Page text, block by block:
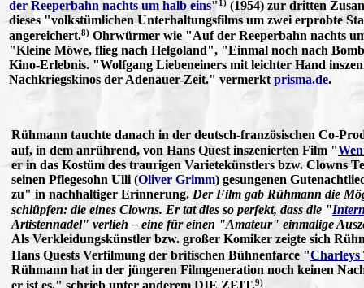
der Reeperbahn nachts um halb eins" 1) (1954) zur dritten
dieses "volkstümlichen Unterhaltungsfilms um zwei erprobte
angereichert.8) Ohrwürmer wie "Auf der Reeperbahn nachts
"Kleine Möwe, flieg nach Helgoland", "Einmal noch nach
Kino-Erlebnis. "Wolfgang Liebeneiners mit leichter Hand
Nachkriegskinos der Adenauer-Zeit." vermerktprisma.de.
Rühmann tauchte danach in der deutsch-französischen Co-
auf, in dem anrührend, von Hans Quest inszenierten Film "
er in das Kostüm des traurigen Varietekünstlers bzw. Clowns
seinen Pflegesohn Ulli (Oliver Grimm) gesungenen
zu" in nachhaltiger Erinnerung. Der Film gab Rühmann die
schlüpfen: die eines Clowns. Er tat dies so perfekt, dass die "
Artistennadel" verlieh – eine für einen "Amateur" einmalige
Als Verkleidungskünstler bzw. großer Komiker zeigte sich
Hans Quests Verfilmung der britischen Bühnenfarce "Charleys
Rühmann hat in der jüngeren Filmgeneration noch keinen
er ist es." schrieb unter anderem DIE ZEIT.9)